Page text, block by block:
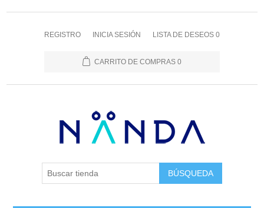
REGISTRO INICIA SESIÓN LISTA DE DESEOS 0
CARRITO DE COMPRAS 0
BÚSQUEDA